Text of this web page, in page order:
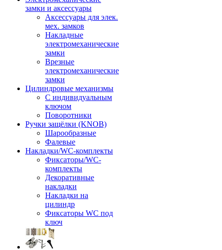
замки и аксессуары
Аксессуары для элек.
мех. замков
Накладные
электромеханические
замки
Врезные
электромеханические
замки
Цилиндровые механизмы
С индивидуальным
ключом
Поворотники
Ручки защёлки (KNOB)
Шарообразные
Фалевые
Накладки/WC-комплекты
Фиксаторы/WC-
комплекты
Декоративные
накладки
Накладки на
цилиндр
Фиксаторы WC под
ключ